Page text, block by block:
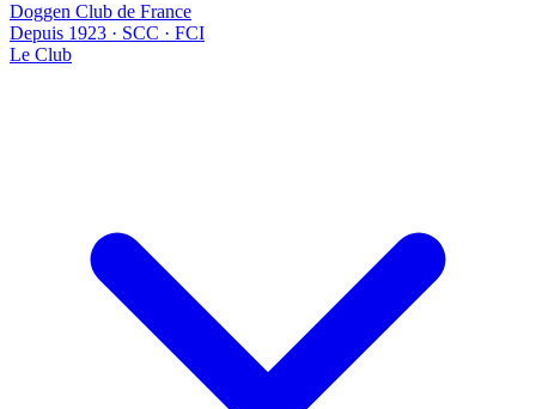
Doggen Club de France
Depuis 1923 · SCC · FCI
Le Club